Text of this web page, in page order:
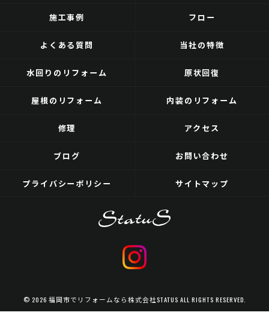
施工事例 フロー
よくある質問 当社の特徴
水回りのリフォーム 原状回復
屋根のリフォーム 内装のリフォーム
修理 アクセス
ブログ お問い合わせ
プライバシーポリシー サイトマップ
© 2026 福岡市でリフォームなら株式会社STATUS ALL RIGHTS RESERVED.